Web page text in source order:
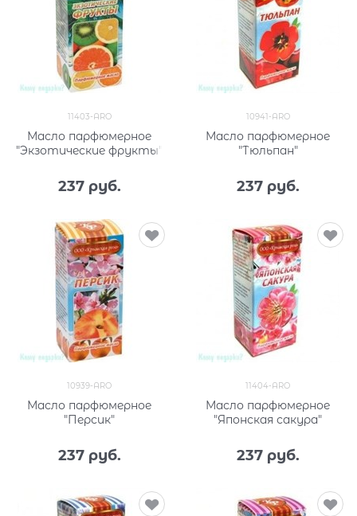
11403-ARO
Масло парфюмерное
"Экзотические фрукты"
237 руб.
10941-ARO
Масло парфюмерное
"Тюльпан"
237 руб.
10939-ARO
Масло парфюмерное
"Персик"
237 руб.
11404-ARO
Масло парфюмерное
"Японская сакура"
237 руб.